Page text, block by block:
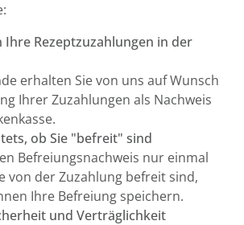
Ihre Rezeptzuzahlungen in der
erhalten Sie von uns auf Wunsch
Ihrer Zuzahlungen als Nachweis
ob Sie "befreit" sind
Befreiungsnachweis nur einmal
von der Zuzahlung befreit sind,
Ihre Befreiung speichern.
und Verträglichkeit